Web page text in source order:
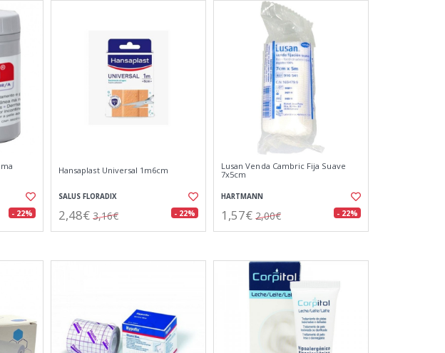
- 22%
Hansaplast Universal 1m6cm
SALUS FLORADIX
2,48€ 3,16€ - 22%
Lusan Venda Cambric Fija Suave
7x5cm
HARTMANN
1,57€ 2,00€ - 22%